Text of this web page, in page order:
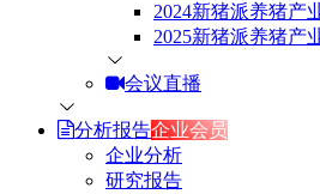
2024新猪派养猪产
2025新猪派养猪产
会议直播
分析报告企业会员
企业分析
研究报告